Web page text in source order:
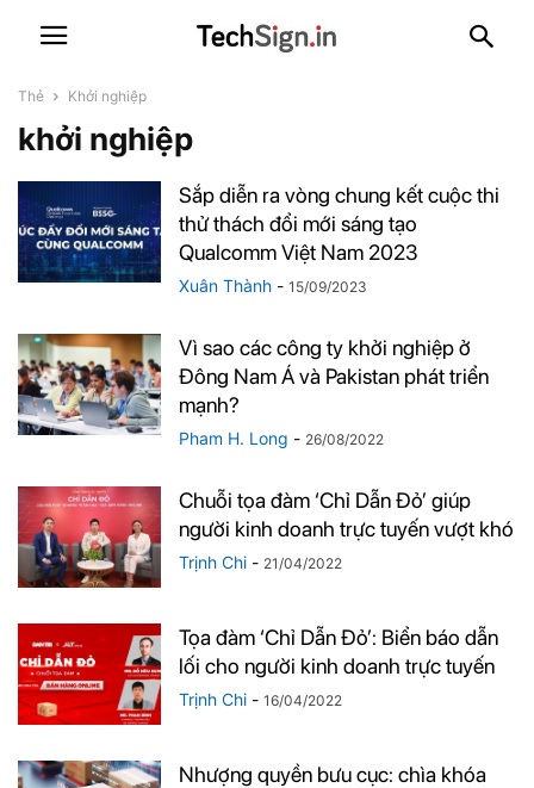
Thẻ Khởi nghiệp
khởi nghiệp
Sắp diễn ra vòng chung kết cuộc thi
thử thách đổi mới sáng tạo
Qualcomm Việt Nam 2023
Xuân Thành - 15/09/2023
Vì sao các công ty khởi nghiệp ở
Đông Nam Á và Pakistan phát triển
mạnh?
Pham H. Long - 26/08/2022
Chuỗi tọa đàm ‘Chỉ Dẫn Đỏ’ giúp
người kinh doanh trực tuyến vượt khó
Trịnh Chi - 21/04/2022
Tọa đàm ‘Chỉ Dẫn Đỏ’: Biển báo dẫn
lối cho người kinh doanh trực tuyến
Trịnh Chi - 16/04/2022
Nhượng quyền bưu cục: chìa khóa